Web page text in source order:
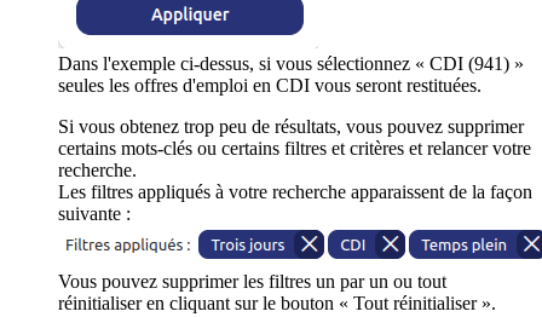
Dans l'exemple ci-dessus, si vous sélectionnez « CDI (941) »
seules les offres d'emploi en CDI vous seront restituées.
Si vous obtenez trop peu de résultats, vous pouvez supprimer
certains mots-clés ou certains filtres et critères et relancer votre
recherche.
Les filtres appliqués à votre recherche apparaissent de la façon
suivante :
Vous pouvez supprimer les filtres un par un ou tout
réinitialiser en cliquant sur le bouton « Tout réinitialiser ».